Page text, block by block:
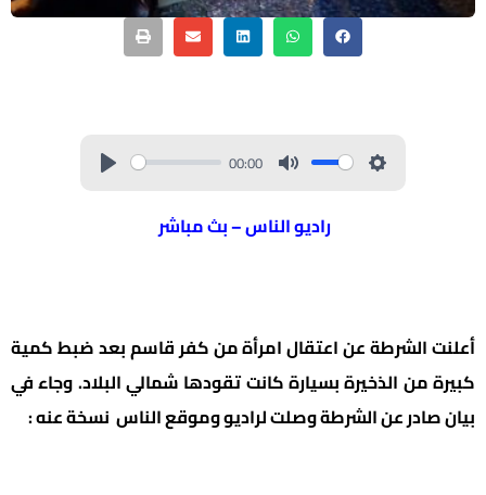
00:00
راديو الناس – بث مباشر
أعلنت الشرطة عن اعتقال امرأة من كفر قاسم بعد ضبط كمية
كبيرة من الذخيرة بسيارة كانت تقودها شمالي البلاد. وجاء في
بيان صادر عن الشرطة وصلت لراديو وموقع الناس نسخة عنه :